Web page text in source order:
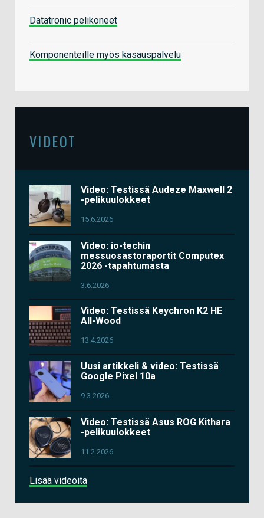
Datatronic pelikoneet
Komponenteille myös kasauspalvelu
VIDEOT
Video: Testissä Audeze Maxwell 2
-pelikuulokkeet
15.6.2026
Video: io-techin
messuosastoraportit Computex
2026 -tapahtumasta
3.6.2026
Video: Testissä Keychron K2 HE
All-Wood
13.4.2026
Uusi artikkeli & video: Testissä
Google Pixel 10a
9.3.2026
Video: Testissä Asus ROG Kithara
-pelikuulokkeet
11.2.2026
Lisää videoita